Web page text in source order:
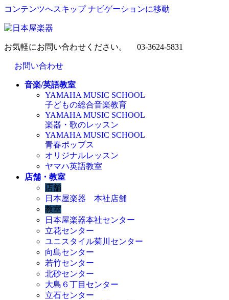
コンテンツへスキップ ナビゲーションに移動
お気軽にお問い合わせください。 03-3624-5831
お問い合わせ
音楽/英語教室
YAMAHA MUSIC SCHOOL
子どもの総合音楽教育
YAMAHA MUSIC SCHOOL
楽器・歌のレッスン
YAMAHA MUSIC SCHOOL
青春ポップス
オリジナルレッスン
ヤマハ英語教室
店舗・教室
店舗
日本屋楽器 本社店舗
教室
日本屋楽器本社センター
立花センター
ユニスタイル菊川センター
向島センター
若竹センター
北砂センター
大島６丁目センター
立石センター